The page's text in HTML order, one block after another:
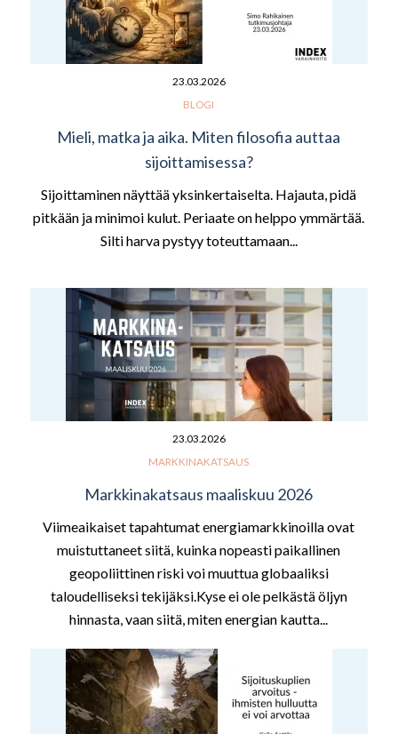
23.03.2026
BLOGI
Mieli, matka ja aika. Miten filosofia auttaa
sijoittamisessa?
Sijoittaminen näyttää yksinkertaiselta. Hajauta, pidä
pitkään ja minimoi kulut. Periaate on helppo ymmärtää.
Silti harva pystyy toteuttamaan...
23.03.2026
MARKKINAKATSAUS
Markkinakatsaus maaliskuu 2026
Viimeaikaiset tapahtumat energiamarkkinoilla ovat
muistuttaneet siitä, kuinka nopeasti paikallinen
geopoliittinen riski voi muuttua globaaliksi
taloudelliseksi tekijäksi.Kyse ei ole pelkästä öljyn
hinnasta, vaan siitä, miten energian kautta...